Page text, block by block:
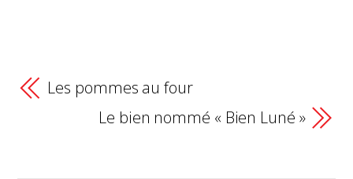
Les pommes au four
Le bien nommé « Bien Luné »